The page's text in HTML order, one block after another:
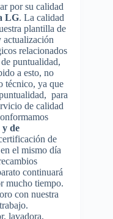
por su calidad
LG. La calidad
plantilla de
actualización
relacionados
puntualidad,
a esto, no
técnico, ya que
para
de calidad
y de
de
el mismo día
continuará
mucho tiempo.
con nuestra
lavadora,